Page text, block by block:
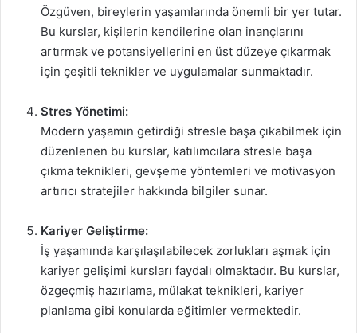
Özgüven, bireylerin yaşamlarında önemli bir yer tutar.
Bu kurslar, kişilerin kendilerine olan inançlarını
artırmak ve potansiyellerini en üst düzeye çıkarmak
için çeşitli teknikler ve uygulamalar sunmaktadır.
Stres Yönetimi:
Modern yaşamın getirdiği stresle başa çıkabilmek için
düzenlenen bu kurslar, katılımcılara stresle başa
çıkma teknikleri, gevşeme yöntemleri ve motivasyon
artırıcı stratejiler hakkında bilgiler sunar.
Kariyer Geliştirme:
İş yaşamında karşılaşılabilecek zorlukları aşmak için
kariyer gelişimi kursları faydalı olmaktadır. Bu kurslar,
özgeçmiş hazırlama, mülakat teknikleri, kariyer
planlama gibi konularda eğitimler vermektedir.